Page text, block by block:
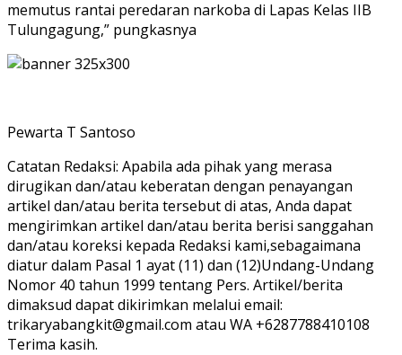
memutus rantai peredaran narkoba di Lapas Kelas IIB
Tulungagung,” pungkasnya
Pewarta T Santoso
Catatan Redaksi: Apabila ada pihak yang merasa
dirugikan dan/atau keberatan dengan penayangan
artikel dan/atau berita tersebut di atas, Anda dapat
mengirimkan artikel dan/atau berita berisi sanggahan
dan/atau koreksi kepada Redaksi kami,sebagaimana
diatur dalam Pasal 1 ayat (11) dan (12)Undang-Undang
Nomor 40 tahun 1999 tentang Pers. Artikel/berita
dimaksud dapat dikirimkan melalui email:
trikaryabangkit@gmail.com atau WA +6287788410108
Terima kasih.